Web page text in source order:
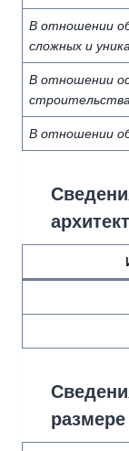
В отношении
сложных и
В отношении
В отношении